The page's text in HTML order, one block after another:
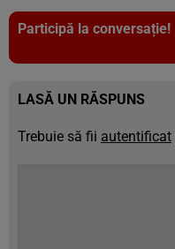
Participă la conversație!
LASĂ UN RĂSPUNS
Trebuie să fii autentificat